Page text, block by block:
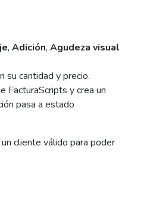
, Adición, Agudeza visual
su cantidad y precio.
FacturaScripts y crea un
pasa a estado
cliente válido para poder